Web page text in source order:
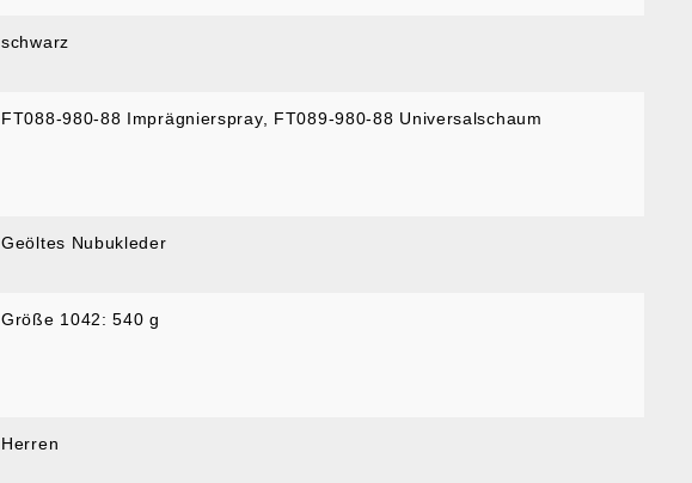
schwarz
FT088-980-88 Imprägnierspray, FT089-980-88 Universalschaum
Geöltes Nubukleder
Größe 1042: 540 g
Herren